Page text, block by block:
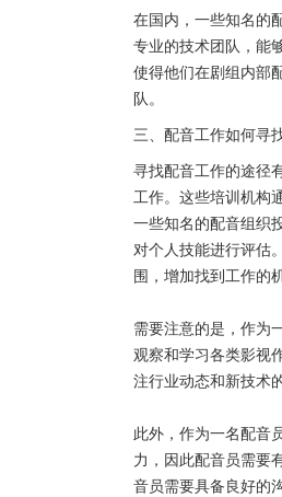
在国内，一些知名的
专业的技术团队，能
使得他们在剧组内部
队。
三、配音工作如何寻
寻找配音工作的途径
工作。这些培训机构
一些知名的配音组织
对个人技能进行评估
围，增加找到工作的机
需要注意的是，作为
观察和学习各类影视
注行业动态和新技术
此外，作为一名配音
力，因此配音员需要
音员需要具备良好的